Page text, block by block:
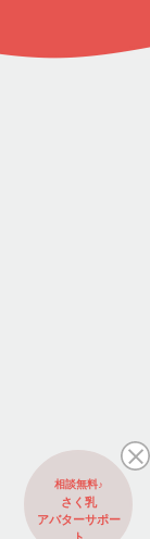
相談無料♪
さく乳
アバターサポー